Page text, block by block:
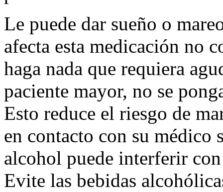
Le puede dar sueño o
afecta esta medicación no
haga nada que requiera
paciente mayor, no se
Esto reduce el riesgo de
en contacto con su médico
alcohol puede interferir
Evite las bebidas